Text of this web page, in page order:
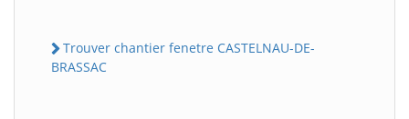
Trouver chantier fenetre CASTELNAU-DE-
BRASSAC